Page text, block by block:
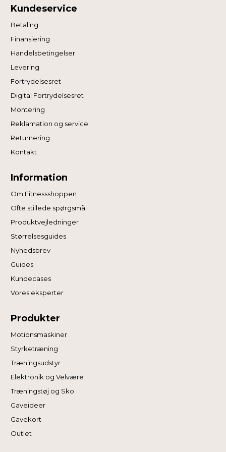
Kundeservice
Betaling
Finansiering
Handelsbetingelser
Levering
Fortrydelsesret
Digital Fortrydelsesret
Montering
Reklamation og service
Returnering
Kontakt
Information
Om Fitnessshoppen
Ofte stillede spørgsmål
Produktvejledninger
Størrelsesguides
Nyhedsbrev
Guides
Kundecases
Vores eksperter
Produkter
Motionsmaskiner
Styrketræning
Træningsudstyr
Elektronik og Velvære
Træningstøj og Sko
Gaveideer
Gavekort
Outlet